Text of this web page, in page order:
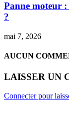
Panne moteur
?
mai 7, 2026
AUCUN
LAISSER UN
Connecter pour